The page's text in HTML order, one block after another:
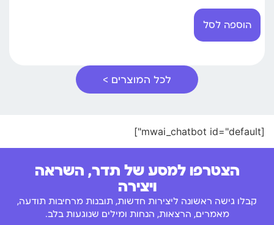
הוספה לסל
לכל המוצרים >
[mwai_chatbot id="default"]
הצטרפו למסע של תדר, השראה
ויצירה
קבלו גישה ראשונה ליצירות חדשות, תובנות מרחיבות תודעה,
מאמרים, הרצאות, הנחות ומילים שנוגעות בלב.